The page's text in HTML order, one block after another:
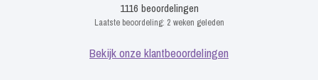
1116 beoordelingen
Laatste beoordeling: 2 weken geleden
Bekijk onze klantbeoordelingen